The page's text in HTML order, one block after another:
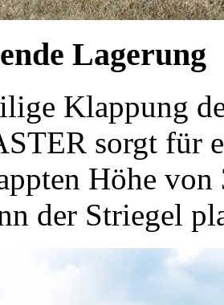
Lagerung
Klappung
sorgt für
Höhe von
der Striegel